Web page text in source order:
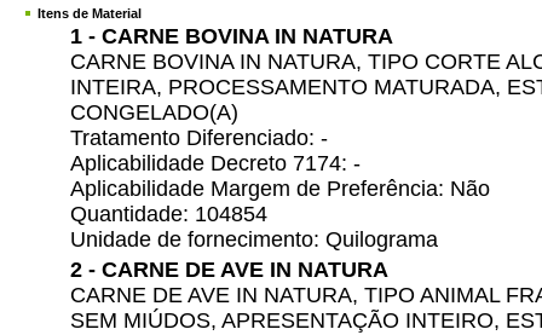
Itens de Material
1 - CARNE BOVINA IN NATURA
CARNE BOVINA IN NATURA, TIPO CORTE
INTEIRA, PROCESSAMENTO MATURADA,
CONGELADO(A)
Tratamento Diferenciado: -
Aplicabilidade Decreto 7174: -
Aplicabilidade Margem de Preferência: Não
Quantidade: 104854
Unidade de fornecimento: Quilograma
2 - CARNE DE AVE IN NATURA
CARNE DE AVE IN NATURA, TIPO ANIMAL
SEM MIÚDOS, APRESENTAÇÃO INTEIRO,